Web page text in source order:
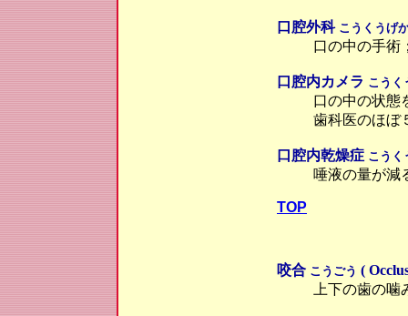
口腔外科 こうくうげ
口の中の手術
口腔内カメラ こうく
口の中の状態
歯科医のほぼ
口腔内乾燥症 こうく
唾液の量が減
TOP
咬合 こうごう (
上下の歯の